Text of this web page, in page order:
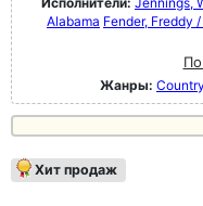
Alabama Fender, Freddy
Жанры:
Хит продаж